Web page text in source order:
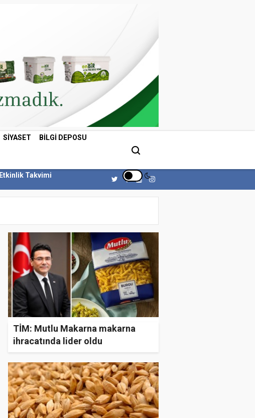
SIYASET BILGI DEPOSU
Etkinlik Takvimi
TİM: Mutlu Makarna makarna
ihracatında lider oldu